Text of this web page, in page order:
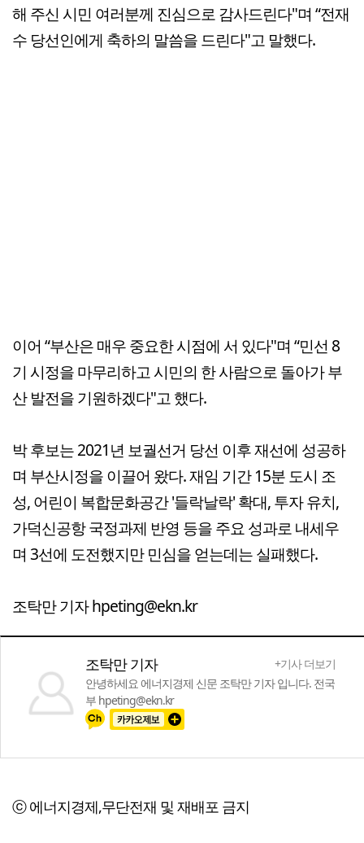
해 주신 시민 여러분께 진심으로 감사드린다"며 “전재
수 당선인에게 축하의 말씀을 드린다"고 말했다.
이어 “부산은 매우 중요한 시점에 서 있다"며 “민선 8
기 시정을 마무리하고 시민의 한 사람으로 돌아가 부
산 발전을 기원하겠다"고 했다.
박 후보는 2021년 보궐선거 당선 이후 재선에 성공하
며 부산시정을 이끌어 왔다. 재임 기간 15분 도시 조
성, 어린이 복합문화공간 '들락날락' 확대, 투자 유치,
가덕신공항 국정과제 반영 등을 주요 성과로 내세우
며 3선에 도전했지만 민심을 얻는데는 실패했다.
조탁만 기자 hpeting@ekn.kr
조탁만 기자
+기사 더보기
안녕하세요 에너지경제 신문 조탁만 기자 입니다. 전국
부 hpeting@ekn.kr
ⓒ 에너지경제,무단전재 및 재배포 금지